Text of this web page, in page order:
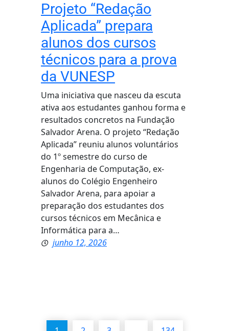
Projeto “Redação
Aplicada” prepara
alunos dos cursos
técnicos para a prova
da VUNESP
Uma iniciativa que nasceu da escuta
ativa aos estudantes ganhou forma e
resultados concretos na Fundação
Salvador Arena. O projeto “Redação
Aplicada” reuniu alunos voluntários
do 1º semestre do curso de
Engenharia de Computação, ex-
alunos do Colégio Engenheiro
Salvador Arena, para apoiar a
preparação dos estudantes dos
cursos técnicos em Mecânica e
Informática para a…
junho 12, 2026